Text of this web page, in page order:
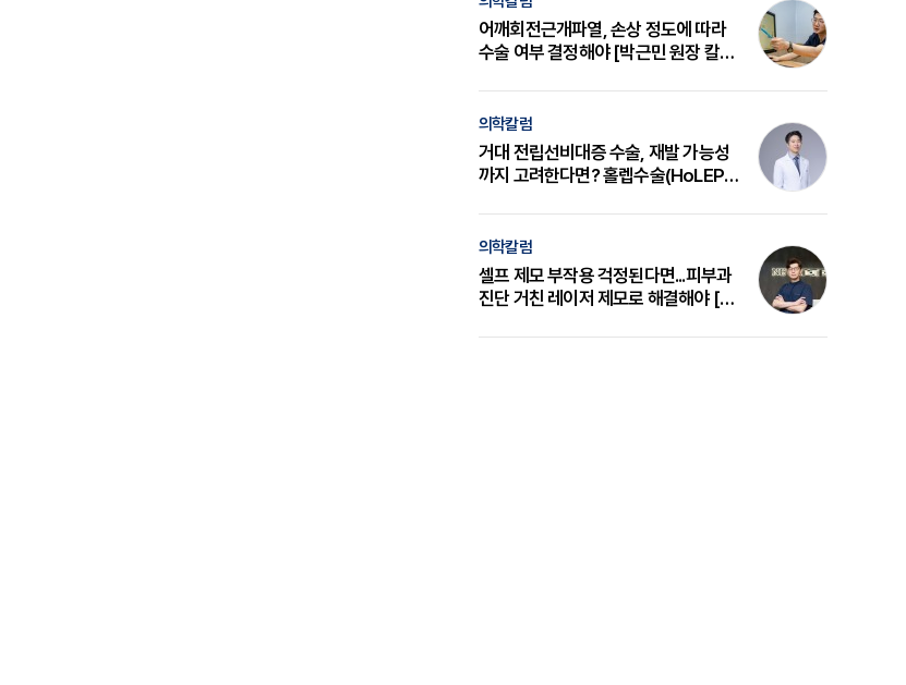
어깨회전근개파열, 손상 정도에 따라
수술 여부 결정해야 [박근민 원장 칼
의학칼럼
거대 전립선비대증 수술, 재발 가능성
까지 고려한다면? 홀렙수술(HoLEP)
의학칼럼
셀프 제모 부작용 걱정된다면...피부과
진단 거친 레이저 제모로 해결해야 [변